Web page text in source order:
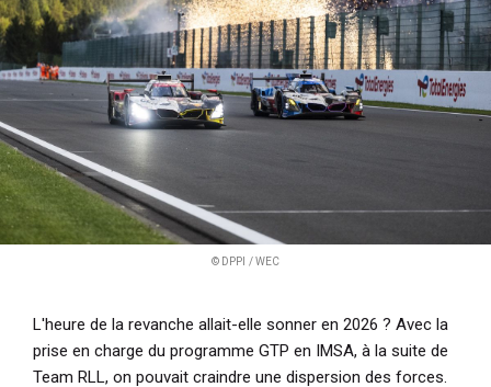
© DPPI / WEC
L'heure de la revanche allait-elle sonner en 2026 ? Avec la
prise en charge du programme GTP en IMSA, à la suite de
Team RLL, on pouvait craindre une dispersion des forces.